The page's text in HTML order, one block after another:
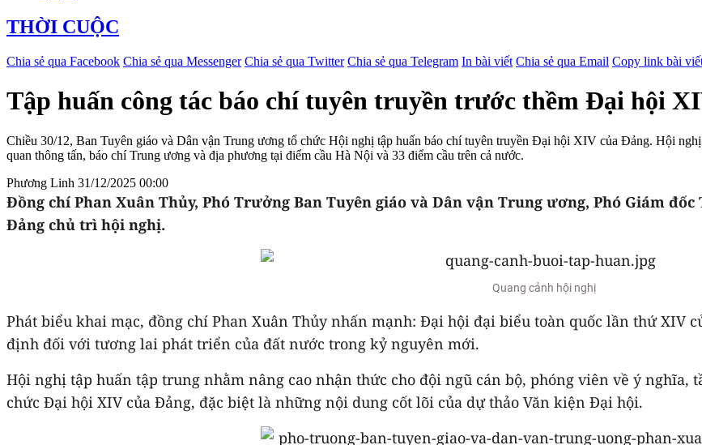
THỜI CUỘC
Chia sẻ qua Facebook Chia sẻ qua Messenger Chia sẻ qua Twitter Chia sẻ qua Telegram In bài viết Chia sẻ qua Email Copy link bài
Tập huấn công tác báo chí tuyên truyền trước thềm Đại hội
Chiều 30/12, Ban Tuyên giáo và Dân vận Trung ương tổ chức Hội nghị tập huấn báo chí tuyên truyền Đại hội XIV của Đảng. Hội
quan thông tấn, báo chí Trung ương và địa phương tại điểm cầu Hà Nội và 33 điểm cầu trên cả nước.
Phương Linh 31/12/2025 00:00
Đồng chí Phan Xuân Thủy, Phó Trưởng Ban Tuyên giáo và Dân vận Trung ương, Phó Giám
Đảng chủ trì hội nghị.
Quang cảnh hội nghị
Phát biểu khai mạc, đồng chí Phan Xuân Thủy nhấn mạnh: Đại hội đại biểu toàn quốc lần thứ XIV
định đối với tương lai phát triển của đất nước trong kỷ nguyên mới.
Hội nghị tập huấn tập trung nhằm nâng cao nhận thức cho đội ngũ cán bộ, phóng viên về ý
chức Đại hội XIV của Đảng, đặc biệt là những nội dung cốt lõi của dự thảo Văn kiện Đại hội.